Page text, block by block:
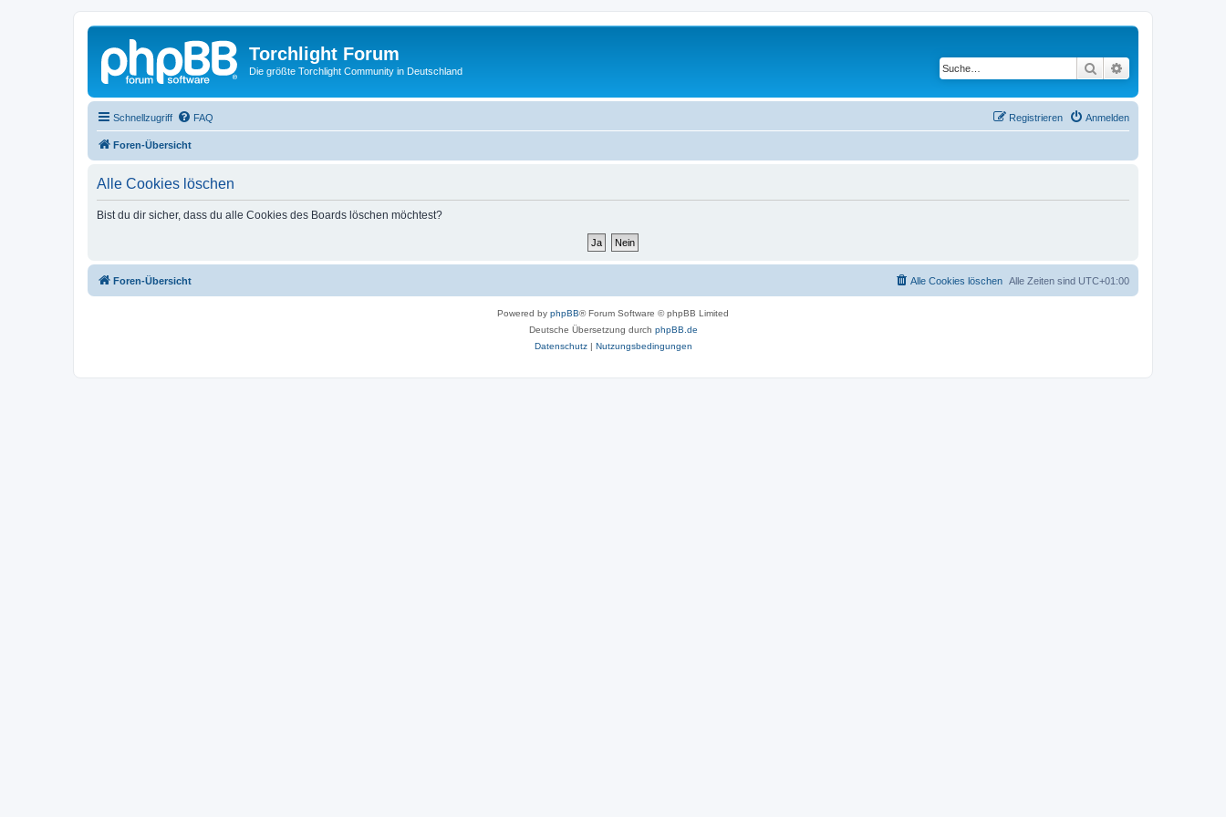
Torchlight Forum
Die größte Torchlight Community in Deutschland Suche
Schnellzugriff FAQ Anmelden
Registrieren
Foren-Übersicht
Alle Cookies löschen
Bist du dir sicher, dass du alle Cookies des Boards löschen möchtest?
Foren-Übersicht Alle Zeiten sind UTC+01:00
Alle Cookies löschen
Powered by phpBB® Forum Software © phpBB Limited
Deutsche Übersetzung durch phpBB.de
Datenschutz| Nutzungsbedingungen